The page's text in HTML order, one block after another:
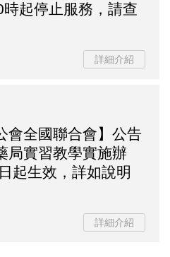
起停止服務，請查
詳細介紹
會全國聯合會】公告
局實習教學實施辦
起生效，詳如說明
詳細介紹